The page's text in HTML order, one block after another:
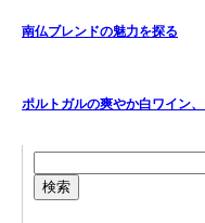
南仏ブレンドの魅力を探る
ポルトガルの爽やか白ワイン
検索